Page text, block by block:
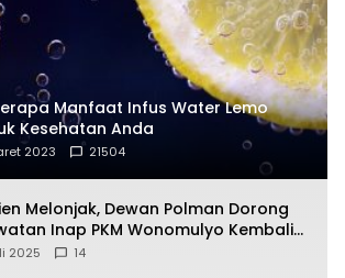
Manfaat Infus Water Lemo
Kesehatan Anda
2023 21504
Melonjak, Dewan Polman Dorong
Inap PKM Wonomulyo Kembali
2025 14